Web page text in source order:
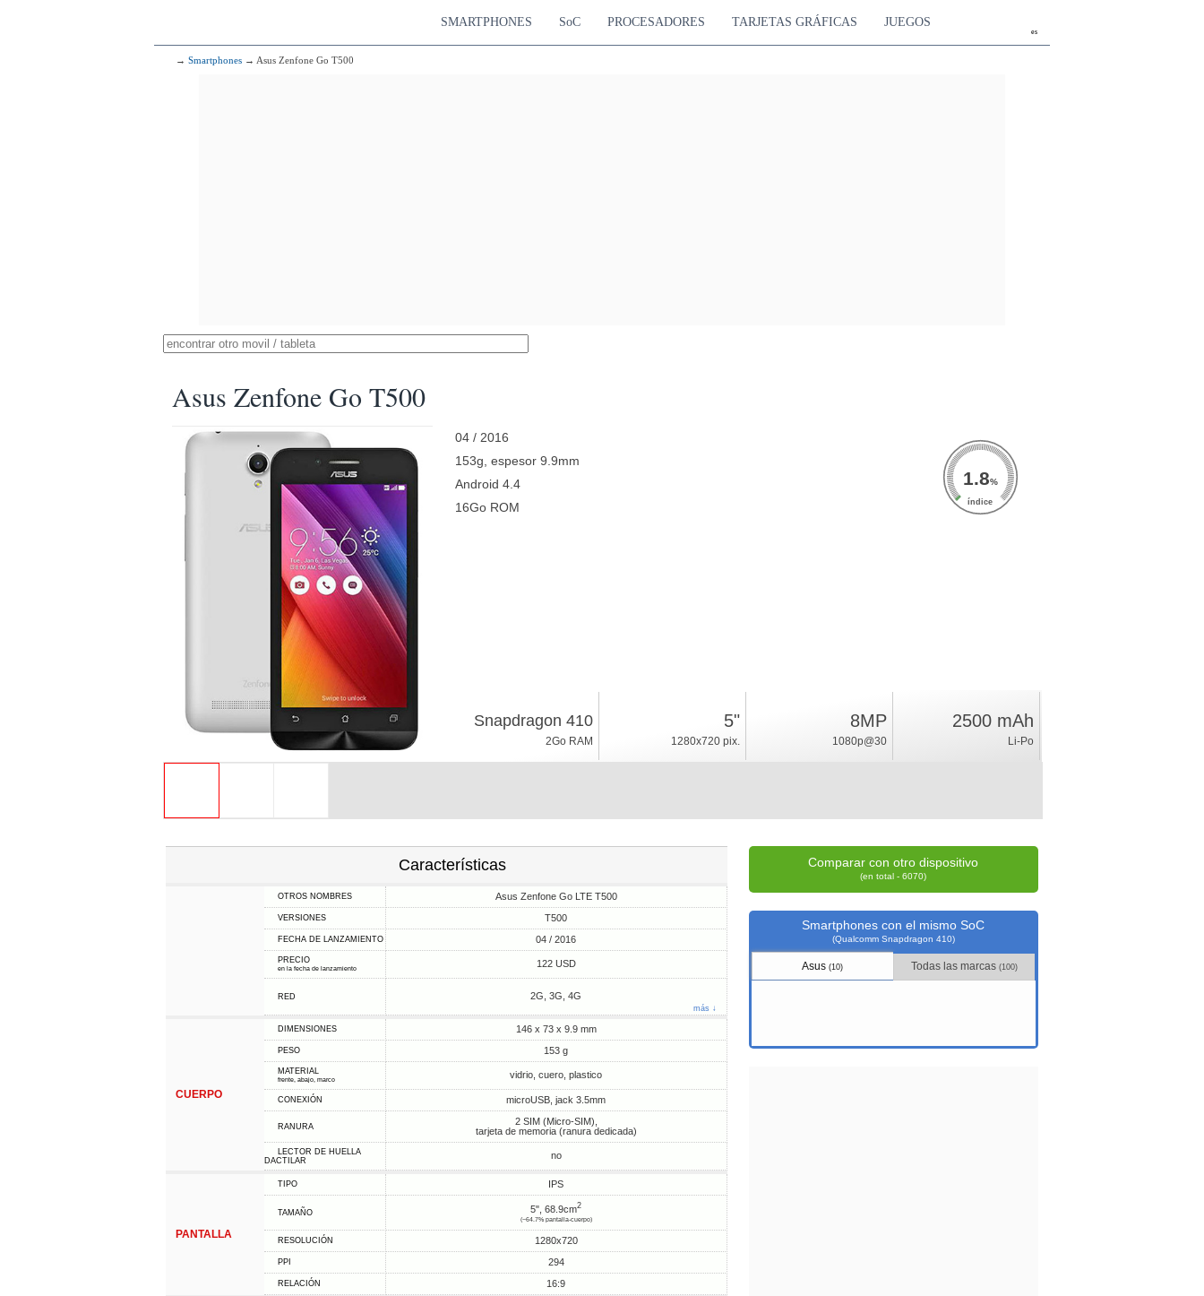
es
SMARTPHONES SoC PROCESADORES TARJETAS GRÁFICAS JUEGOS
→ Smartphones → Asus Zenfone Go T500
Asus Zenfone Go T500
04 / 2016
153g, espesor 9.9mm
Android 4.4
16Go ROM
1.8%
índice
Snapdragon 410
2Go RAM
5"
1280x720 pix.
8MP
1080p@30
2500 mAh
Li-Po
Características
OTROS NOMBRES Asus Zenfone Go LTE T500
VERSIONES T500
FECHA DE LANZAMIENTO 04 / 2016
PRECIO
en la fecha de lanzamiento 122 USD
RED 2G, 3G, 4G
más ↓
CUERPO
DIMENSIONES 146 x 73 x 9.9 mm
PESO 153 g
MATERIAL
frente, abajo, marco vidrio, cuero, plastico
CONEXIÓN microUSB, jack 3.5mm
RANURA
2 SIM (Micro-SIM),
tarjeta de memoria (ranura dedicada)
LECTOR DE HUELLA
DACTILAR
no
PANTALLA
TIPO IPS
TAMAÑO 5", 68.9cm2
(~64.7% pantalla-cuerpo)
RESOLUCIÓN 1280x720
PPI 294
RELACIÓN 16:9
Comparar con otro dispositivo
(en total - 6070)
Smartphones con el mismo SoC
(Qualcomm Snapdragon 410)
Asus(10) Todas las marcas (100)